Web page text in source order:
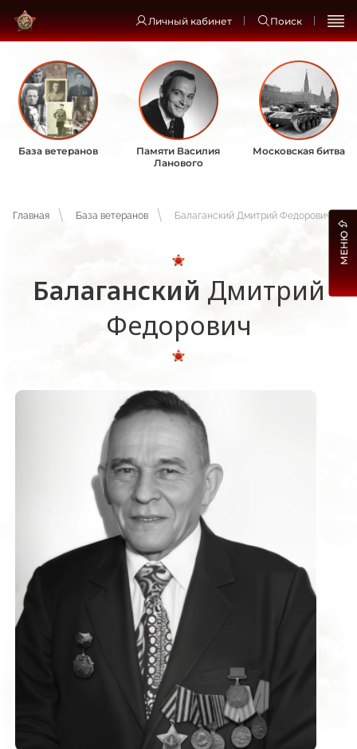
Личный кабинет Поиск
База ветеранов
Памяти Василия
Ланового
Московская битва
Главная База ветеранов Балаганский Дмитрий Федорович
Балаганский Дмитрий
Федорович
МЕНЮ